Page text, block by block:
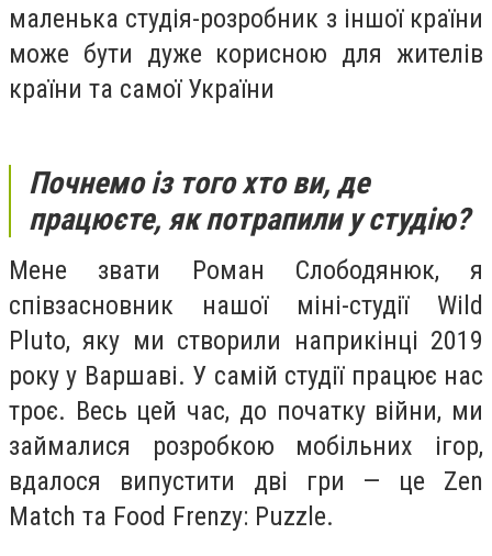
маленька студія-розробник з іншої країни
може бути дуже корисною для жителів
країни та самої України
Почнемо із того хто ви, де
працюєте, як потрапили у студію?
Мене звати Роман Слободянюк, я
співзасновник нашої міні-студії Wild
Pluto, яку ми створили наприкінці 2019
року у Варшаві. У самій студії працює нас
троє. Весь цей час, до початку війни, ми
займалися розробкою мобільних ігор,
вдалося випустити дві гри — це Zen
Match та Food Frenzy: Puzzle.